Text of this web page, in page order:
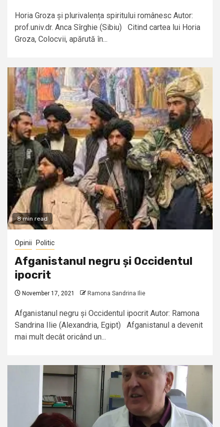
Horia Groza și plurivalența spiritului românesc Autor:
prof.univ.dr. Anca Sîrghie (Sibiu) Citind cartea lui Horia
Groza, Colocvii, apărută în...
8 min read
Opinii Politic
Afganistanul negru și Occidentul
ipocrit
November 17, 2021 Ramona Sandrina Ilie
Afganistanul negru și Occidentul ipocrit Autor: Ramona
Sandrina Ilie (Alexandria, Egipt) Afganistanul a devenit
mai mult decât oricând un...